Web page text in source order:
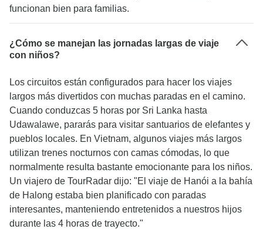
funcionan bien para familias.
¿Cómo se manejan las jornadas largas de viaje
con niños?
Los circuitos están configurados para hacer los viajes
largos más divertidos con muchas paradas en el camino.
Cuando conduzcas 5 horas por Sri Lanka hasta
Udawalawe, pararás para visitar santuarios de elefantes y
pueblos locales. En Vietnam, algunos viajes más largos
utilizan trenes nocturnos con camas cómodas, lo que
normalmente resulta bastante emocionante para los niños.
Un viajero de TourRadar dijo: "El viaje de Hanói a la bahía
de Halong estaba bien planificado con paradas
interesantes, manteniendo entretenidos a nuestros hijos
durante las 4 horas de trayecto."